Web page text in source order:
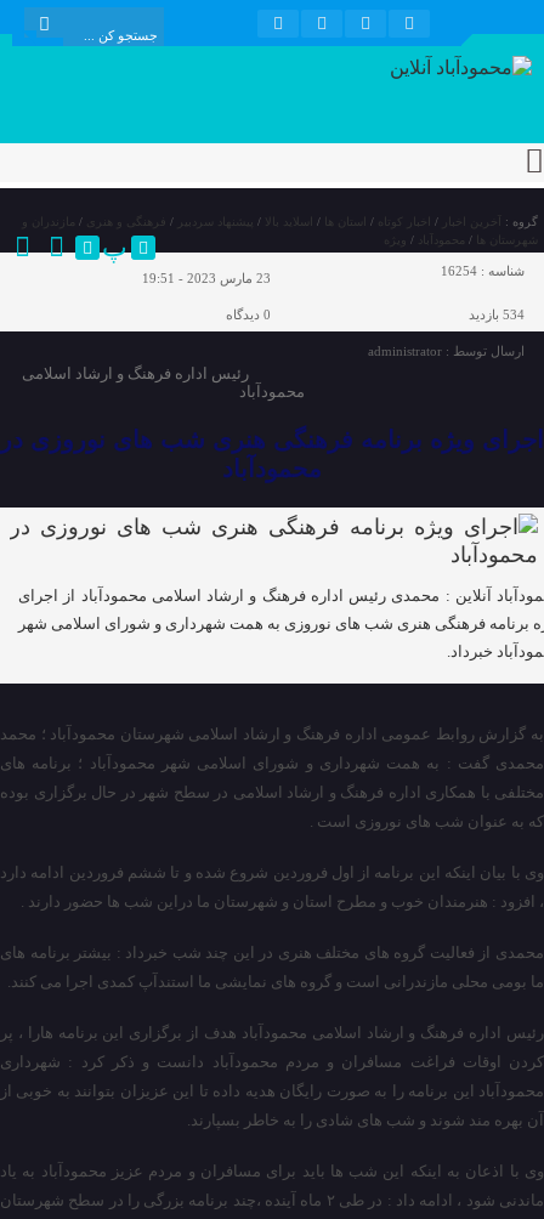
گروه : آخرین اخبار / اخبار کوتاه / استان ها / اسلاید بالا / پیشنهاد سردبیر / فرهنگی و هنری / مازندران و
شهرستان ها
/ محمودآباد / ویژه پ
شناسه : 16254 23 مارس 2023 - 19:51
534 بازدید 0 دیدگاه
ارسال توسط : administrator
رئیس اداره فرهنگ و ارشاد اسلامی
محمودآباد
اجرای ویژه برنامه فرهنگی هنری شب های نوروزی در
محمودآباد
آنلاین : محمدی رئیس اداره فرهنگ و ارشاد اسلامی محمودآباد از اجرای
برنامه فرهنگی هنری شب های نوروزی به همت شهرداری و شورای اسلامی شهر
خبرداد.
به گزارش روابط عمومی اداره فرهنگ و ارشاد اسلامی شهرستان محمودآباد ؛ محمد
محمدی گفت : به همت شهرداری و شورای اسلامی شهر محمودآباد ؛ برنامه های
مختلفی با همکاری اداره فرهنگ و ارشاد اسلامی در سطح شهر در حال برگزاری بوده
که به عنوان شب های نوروزی است .
وی با بیان اینکه این برنامه از اول فروردین شروع شده و تا ششم فروردین ادامه دارد
، افزود : هنرمندان خوب و مطرح استان و شهرستان ما دراین شب ها حضور دارند .
محمدی از فعالیت گروه های مختلف هنری در این چند شب خبرداد : بیشتر برنامه های
ما بومی محلی مازندرانی است و گروه های نمایشی ما استندآپ کمدی اجرا می کنند.
رئیس اداره فرهنگ و ارشاد اسلامی محمودآباد هدف از برگزاری این برنامه هارا ، پر
کردن اوقات فراغت مسافران و مردم محمودآباد دانست و ذکر کرد : شهرداری
محمودآباد این برنامه را به صورت رایگان هدیه داده تا این عزیزان بتوانند به خوبی از
آن بهره مند شوند و شب های شادی را به خاطر بسپارند.
وی با اذعان به اینکه این شب ها باید برای مسافران و مردم عزیز محمودآباد به یاد
ماندنی شود ، ادامه داد : در طی ۲ ماه آینده ،چند برنامه بزرگی را در سطح شهرستان